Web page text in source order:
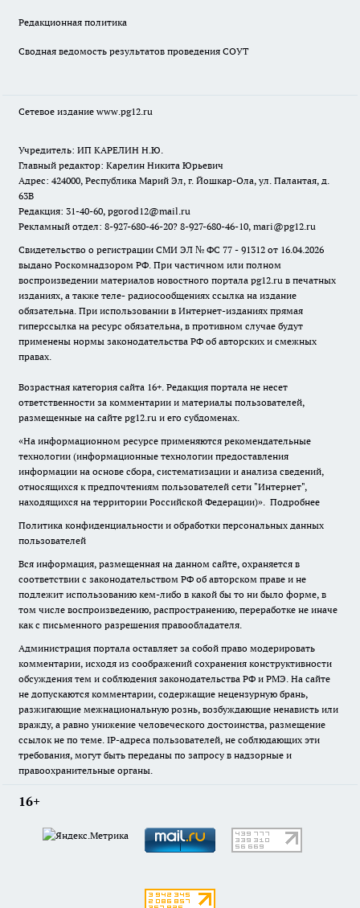
Редакционная политика
Сводная ведомость результатов проведения СОУТ
Сетевое издание www.pg12.ru
Учредитель: ИП КАРЕЛИН Н.Ю.
Главный редактор: Карелин Никита Юрьевич
Адрес: 424000, Республика Марий Эл, г. Йошкар-Ола, ул. Палантая, д.
63В
Редакция: 31-40-60, pgorod12@mail.ru
Рекламный отдел: 8-927-680-46-20? 8-927-680-46-10, mari@pg12.ru
Свидетельство о регистрации СМИ ЭЛ № ФС 77 - 91312 от 16.04.2026
выдано Роскомнадзором РФ. При частичном или полном
воспроизведении материалов новостного портала pg12.ru в печатных
изданиях, а также теле- радиосообщениях ссылка на издание
обязательна. При использовании в Интернет-изданиях прямая
гиперссылка на ресурс обязательна, в противном случае будут
применены нормы законодательства РФ об авторских и смежных
правах.
Возрастная категория сайта 16+. Редакция портала не несет
ответственности за комментарии и материалы пользователей,
размещенные на сайте pg12.ru и его субдоменах.
«На информационном ресурсе применяются рекомендательные
технологии (информационные технологии предоставления
информации на основе сбора, систематизации и анализа сведений,
относящихся к предпочтениям пользователей сети "Интернет",
находящихся на территории Российской Федерации)». Подробнее
Политика конфиденциальности и обработки персональных данных
пользователей
Вся информация, размещенная на данном сайте, охраняется в
соответствии с законодательством РФ об авторском праве и не
подлежит использованию кем-либо в какой бы то ни было форме, в
том числе воспроизведению, распространению, переработке не иначе
как с письменного разрешения правообладателя.
Администрация портала оставляет за собой право модерировать
комментарии, исходя из соображений сохранения конструктивности
обсуждения тем и соблюдения законодательства РФ и РМЭ. На сайте
не допускаются комментарии, содержащие нецензурную брань,
разжигающие межнациональную рознь, возбуждающие ненависть или
вражду, а равно унижение человеческого достоинства, размещение
ссылок не по теме. IP-адреса пользователей, не соблюдающих эти
требования, могут быть переданы по запросу в надзорные и
правоохранительные органы.
16+